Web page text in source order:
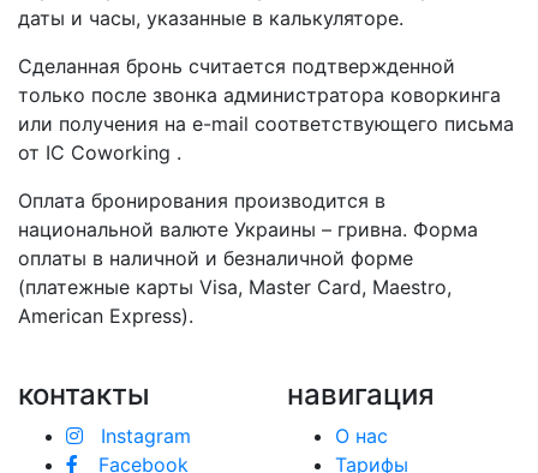
даты и часы, указанные в калькуляторе.
Сделанная бронь считается подтвержденной
только после звонка администратора коворкинга
или получения на e-mail соответствующего письма
от IC Coworking .
Оплата бронирования производится в
национальной валюте Украины – гривна. Форма
оплаты в наличной и безналичной форме
(платежные карты Visa, Master Card, Maestro,
American Express).
контакты
Instagram
Facebook
навигация
О нас
Тарифы